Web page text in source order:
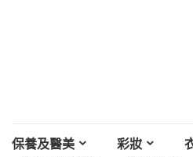
保養及醫美 彩妝